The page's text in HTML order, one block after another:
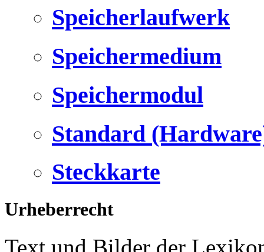
Speicherlaufwerk
Speichermedium
Speichermodul
Standard
Steckkarte
Urheberrecht
Text und Bilder der